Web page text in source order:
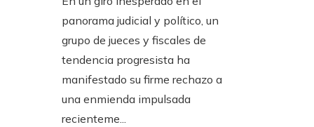
panorama judicial y político, un
grupo de jueces y fiscales de
tendencia progresista ha
manifestado su firme rechazo a
una enmienda impulsada
recienteme...